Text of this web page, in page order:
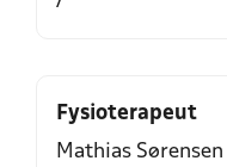
Fysioterapeut
Mathias Sørensen